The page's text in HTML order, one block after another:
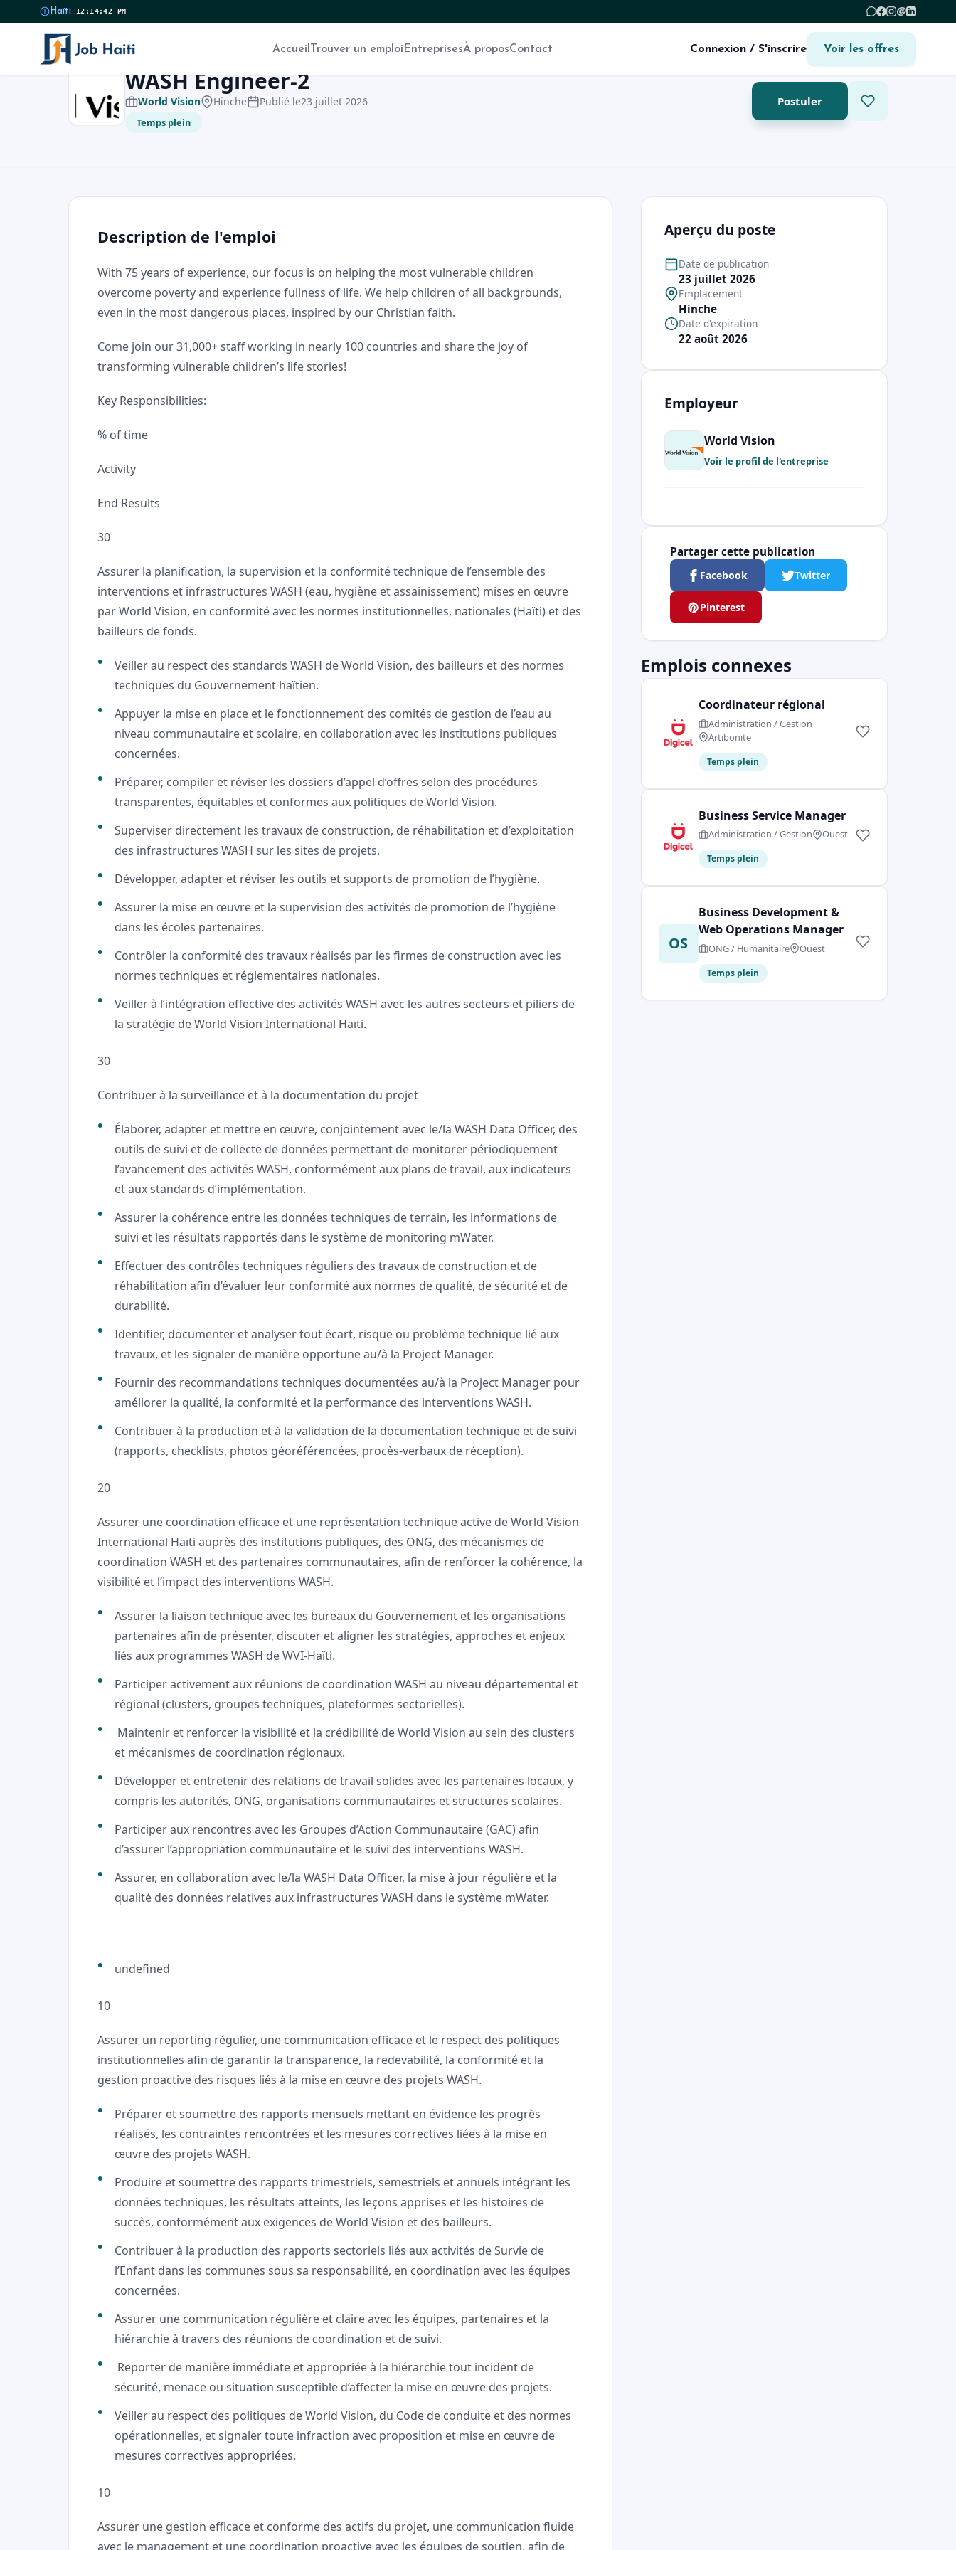
Haïti :12:14:43 PM @
Accueil Trouver un emploi EntreprisesÀ proposContact Connexion / S'inscrire Voir les offres
WASH Engineer-2
World Vision Hinche Publié le23 juillet 2026
Temps plein
Postuler
Description de l'emploi
With 75 years of experience, our focus is on helping the most vulnerable children
overcome poverty and experience fullness of life. We help children of all backgrounds,
even in the most dangerous places, inspired by our Christian faith.
Come join our 31,000+ staff working in nearly 100 countries and share the joy of
transforming vulnerable children’s life stories!
Key Responsibilities:
% of time
Activity
End Results
30
Assurer la planification, la supervision et la conformité technique de l’ensemble des
interventions et infrastructures WASH (eau, hygiène et assainissement) mises en œuvre
par World Vision, en conformité avec les normes institutionnelles, nationales (Haïti) et des
bailleurs de fonds.
Veiller au respect des standards WASH de World Vision, des bailleurs et des normes
techniques du Gouvernement haïtien.
Appuyer la mise en place et le fonctionnement des comités de gestion de l’eau au
niveau communautaire et scolaire, en collaboration avec les institutions publiques
concernées.
Préparer, compiler et réviser les dossiers d’appel d’offres selon des procédures
transparentes, équitables et conformes aux politiques de World Vision.
Superviser directement les travaux de construction, de réhabilitation et d’exploitation
des infrastructures WASH sur les sites de projets.
Développer, adapter et réviser les outils et supports de promotion de l’hygiène.
Assurer la mise en œuvre et la supervision des activités de promotion de l’hygiène
dans les écoles partenaires.
Contrôler la conformité des travaux réalisés par les firmes de construction avec les
normes techniques et réglementaires nationales.
Veiller à l’intégration effective des activités WASH avec les autres secteurs et piliers de
la stratégie de World Vision International Haïti.
30
Contribuer à la surveillance et à la documentation du projet
Élaborer, adapter et mettre en œuvre, conjointement avec le/la WASH Data Officer, des
outils de suivi et de collecte de données permettant de monitorer périodiquement
l’avancement des activités WASH, conformément aux plans de travail, aux indicateurs
et aux standards d’implémentation.
Assurer la cohérence entre les données techniques de terrain, les informations de
suivi et les résultats rapportés dans le système de monitoring mWater.
Effectuer des contrôles techniques réguliers des travaux de construction et de
réhabilitation afin d’évaluer leur conformité aux normes de qualité, de sécurité et de
durabilité.
Identifier, documenter et analyser tout écart, risque ou problème technique lié aux
travaux, et les signaler de manière opportune au/à la Project Manager.
Fournir des recommandations techniques documentées au/à la Project Manager pour
améliorer la qualité, la conformité et la performance des interventions WASH.
Contribuer à la production et à la validation de la documentation technique et de suivi
(rapports, checklists, photos géoréférencées, procès-verbaux de réception).
20
Assurer une coordination efficace et une représentation technique active de World Vision
International Haïti auprès des institutions publiques, des ONG, des mécanismes de
coordination WASH et des partenaires communautaires, afin de renforcer la cohérence, la
visibilité et l’impact des interventions WASH.
Assurer la liaison technique avec les bureaux du Gouvernement et les organisations
partenaires afin de présenter, discuter et aligner les stratégies, approches et enjeux
liés aux programmes WASH de WVI-Haïti.
Participer activement aux réunions de coordination WASH au niveau départemental et
régional (clusters, groupes techniques, plateformes sectorielles).
Maintenir et renforcer la visibilité et la crédibilité de World Vision au sein des clusters
et mécanismes de coordination régionaux.
Développer et entretenir des relations de travail solides avec les partenaires locaux, y
compris les autorités, ONG, organisations communautaires et structures scolaires.
Participer aux rencontres avec les Groupes d’Action Communautaire (GAC) afin
d’assurer l’appropriation communautaire et le suivi des interventions WASH.
Assurer, en collaboration avec le/la WASH Data Officer, la mise à jour régulière et la
qualité des données relatives aux infrastructures WASH dans le système mWater.
undefined
10
Assurer un reporting régulier, une communication efficace et le respect des politiques
institutionnelles afin de garantir la transparence, la redevabilité, la conformité et la
gestion proactive des risques liés à la mise en œuvre des projets WASH.
Préparer et soumettre des rapports mensuels mettant en évidence les progrès
réalisés, les contraintes rencontrées et les mesures correctives liées à la mise en
œuvre des projets WASH.
Produire et soumettre des rapports trimestriels, semestriels et annuels intégrant les
données techniques, les résultats atteints, les leçons apprises et les histoires de
succès, conformément aux exigences de World Vision et des bailleurs.
Contribuer à la production des rapports sectoriels liés aux activités de Survie de
l’Enfant dans les communes sous sa responsabilité, en coordination avec les équipes
concernées.
Assurer une communication régulière et claire avec les équipes, partenaires et la
hiérarchie à travers des réunions de coordination et de suivi.
Reporter de manière immédiate et appropriée à la hiérarchie tout incident de
sécurité, menace ou situation susceptible d’affecter la mise en œuvre des projets.
Veiller au respect des politiques de World Vision, du Code de conduite et des normes
opérationnelles, et signaler toute infraction avec proposition et mise en œuvre de
mesures correctives appropriées.
10
Assurer une gestion efficace et conforme des actifs du projet, une communication fluide
avec le management et une coordination proactive avec les équipes de soutien, afin de
Aperçu du poste
Date de publication
23 juillet 2026
Emplacement
Hinche
Date d'expiration
22 août 2026
Employeur
World Vision
Voir le profil de l'entreprise
Partager cette publication
Facebook Twitter
Pinterest
Emplois connexes
Coordinateur régional
Administration / Gestion
Artibonite
Temps plein
Business Service Manager
Administration / Gestion Ouest
Temps plein
OS
Business Development &
Web Operations Manager
ONG / Humanitaire Ouest
Temps plein